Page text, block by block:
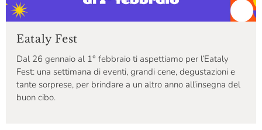
Eataly Fest
Dal 26 gennaio al 1° febbraio ti aspettiamo per l’Eataly
Fest: una settimana di eventi, grandi cene, degustazioni e
tante sorprese, per brindare a un altro anno all’insegna del
buon cibo.